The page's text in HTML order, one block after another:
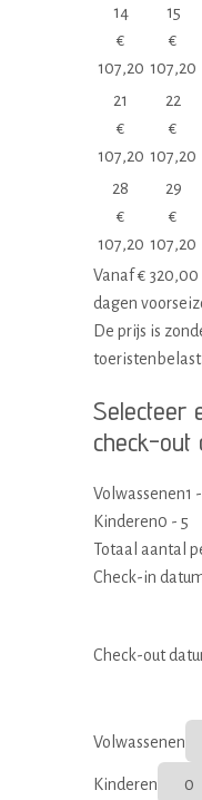
14
€
107,20
15
€
107,20
21
€
107,20
22
€
107,20
28
€
107,20
29
€
107,20
Vanaf€ 320,00
dagen
De prijs is
Selecteer
check-out
Volwassenen1
Kinderen0 - 5
Totaal aantal
Check-in
Check-out
Volwassenen
Kinderen